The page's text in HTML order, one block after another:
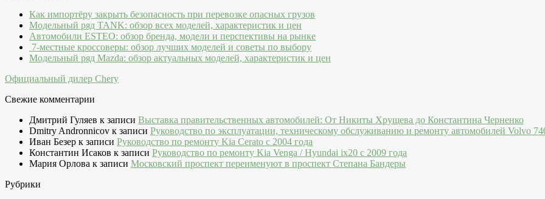
Как импортёру закрыть безопасность при перевозке опасных грузов
Модельный ряд TANK: обзор всех моделей, характеристик и цен
Автомобили ESTEO: обзор бренда, модели и перспективы на рынке
7-местные кроссоверы: обзор лучших моделей и советы по выбору
Модельный ряд Mazda: обзор актуальных моделей, характеристик и цен
Официальный дилер Chery
Свежие комментарии
Дмитрий Гуляев к записи Выставка правительственных автомобилей: От Никиты Хрущева до Константина Черненко
Dmitry Andronnicov к записи Руководство по эксплуатации, техническому обслуживанию и ремонту автомобилей Volvo
Иван Безер к записи Руководство по ремонту Kia Cerato c 2004 года
Константин Исаков к записи Руководство по ремонту Kia Venga / Hyundai ix20 c 2009 года
Мария Орлова к записи Московский проспект переименуют в проспект Степана Бандеры
Рубрики